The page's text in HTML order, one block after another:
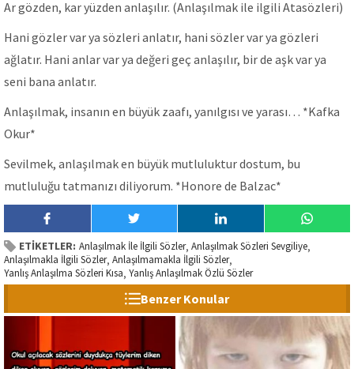
Ar gözden, kar yüzden anlaşılır. (Anlaşılmak ile ilgili Atasözleri)
Hani gözler var ya sözleri anlatır, hani sözler var ya gözleri
ağlatır. Hani anlar var ya değeri geç anlaşılır, bir de aşk var ya
seni bana anlatır.
Anlaşılmak, insanın en büyük zaafı, yanılgısı ve yarası… *Kafka
Okur*
Sevilmek, anlaşılmak en büyük mutluluktur dostum, bu
mutluluğu tatmanızı diliyorum. *Honore de Balzac*
ETİKETLER: Anlaşılmak İle İlgili Sözler, Anlaşılmak Sözleri Sevgiliye,
Anlaşılmakla İlgili Sözler, Anlaşılmamakla İlgili Sözler,
Yanlış Anlaşılma Sözleri Kısa, Yanlış Anlaşılmak Özlü Sözler
Benzer Konular